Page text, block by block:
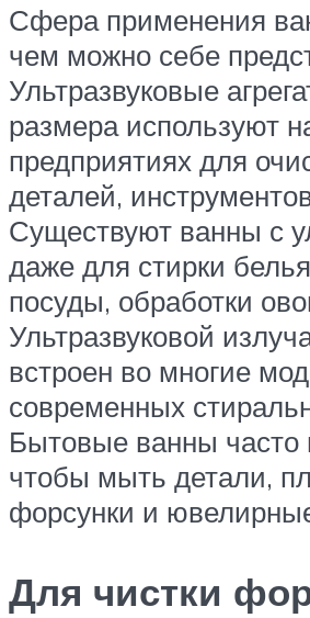
Сфера применения
чем можно себе
Ультразвуковые
размера используют
предприятиях для
деталей,
Существуют ванны с
даже для стирки
посуды, обработки
Ультразвуковой
встроен во многие
современных
Бытовые ванны часто
чтобы мыть детали,
форсунки и
Для чистки